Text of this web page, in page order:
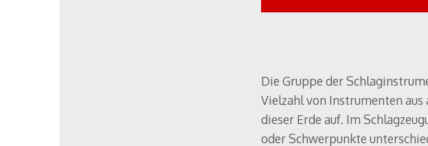
Die Gruppe der
Vielzahl von Instrumenten
dieser Erde auf. Im
oder Schwerpunkte